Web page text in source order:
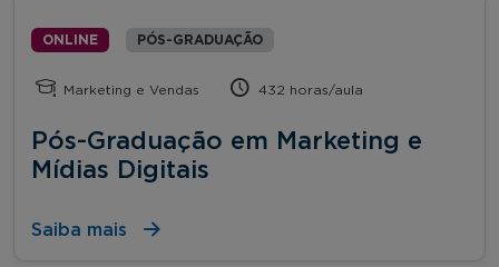
ONLINE PÓS-GRADUAÇÃO
Marketing e Vendas 432 horas/aula
Pós-Graduação em Marketing e
Mídias Digitais
Saiba mais